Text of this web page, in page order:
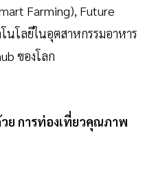
Farming), Future
นโลยีในอุตสาหกรรมอาหาร
ของโลก
ย การท่องเที่ยวคุณภาพ